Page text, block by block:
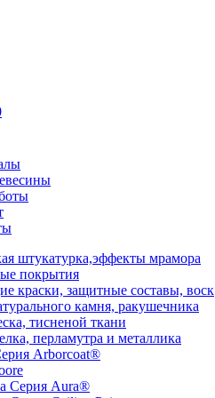
штукатурка,эффекты мрамора
покрытия
краски, защитные составы, воск
камня, ракушечника
тисненой ткани
перламутра и металлика
Arborcoat®
Серия Aura®